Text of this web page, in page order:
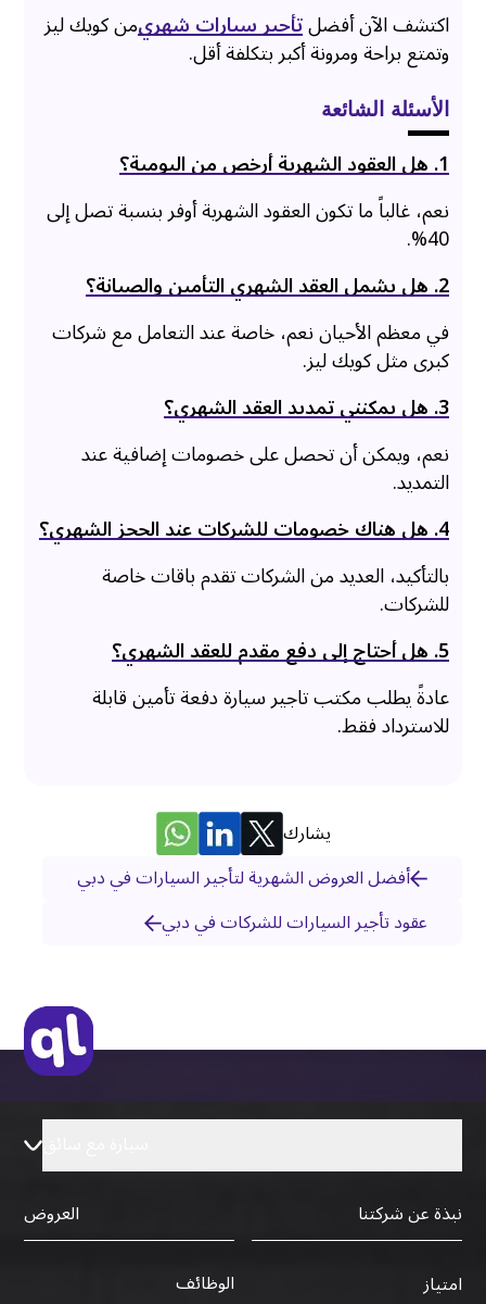
اكتشف الآن أفضلتأجير سيارات شهريمن كويك ليز
وتمتع براحة ومرونة أكبر بتكلفة أقل.
الأسئلة الشائعة
1. هل العقود الشهرية أرخص من اليومية؟
نعم، غالباً ما تكون العقود الشهرية أوفر بنسبة تصل إلى
40%.
2. هل يشمل العقد الشهري التأمين والصيانة؟
في معظم الأحيان نعم، خاصة عند التعامل مع شركات
كبرى مثل كويك ليز.
3. هل يمكنني تمديد العقد الشهري؟
نعم، ويمكن أن تحصل على خصومات إضافية عند
التمديد.
4. هل هناك خصومات للشركات عند الحجز الشهري؟
بالتأكيد، العديد من الشركات تقدم باقات خاصة
للشركات.
5. هل أحتاج إلى دفع مقدم للعقد الشهري؟
عادةً يطلب مكتب تاجير سيارة دفعة تأمين قابلة
للاسترداد فقط.
يشارك
أفضل العروض الشهرية لتأجير السيارات في دبي
عقود تأجير السيارات للشركات في دبي
نبذة عن شركتنا
العروض
امتياز
الوظائف